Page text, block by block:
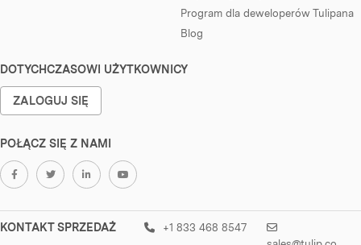
Program dla deweloperów Tulipana
Blog
DOTYCHCZASOWI UŻYTKOWNICY
ZALOGUJ SIĘ
POŁĄCZ SIĘ Z NAMI
KONTAKT SPRZEDAŻ
+1 833 468 8547